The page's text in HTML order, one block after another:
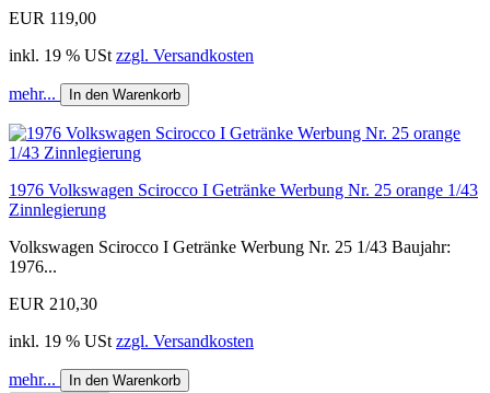
EUR 119,00
inkl. 19 % USt zzgl. Versandkosten
mehr... In den Warenkorb
1976 Volkswagen Scirocco I Getränke Werbung Nr. 25 orange 1/43
Zinnlegierung
Volkswagen Scirocco I Getränke Werbung Nr. 25 1/43 Baujahr:
1976...
EUR 210,30
inkl. 19 % USt zzgl. Versandkosten
mehr...
In den Warenkorb